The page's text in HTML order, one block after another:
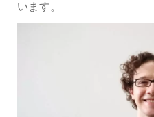
います。